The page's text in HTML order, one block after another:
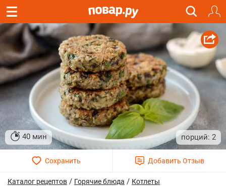
40 мин 2
Каталог рецептов / Горячие блюда / Котлеты